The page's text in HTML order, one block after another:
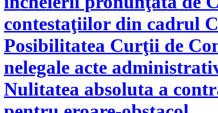
contestaţiilor din cadrul
Posibilitatea Curţii de
nelegale acte
Nulitatea absoluta a